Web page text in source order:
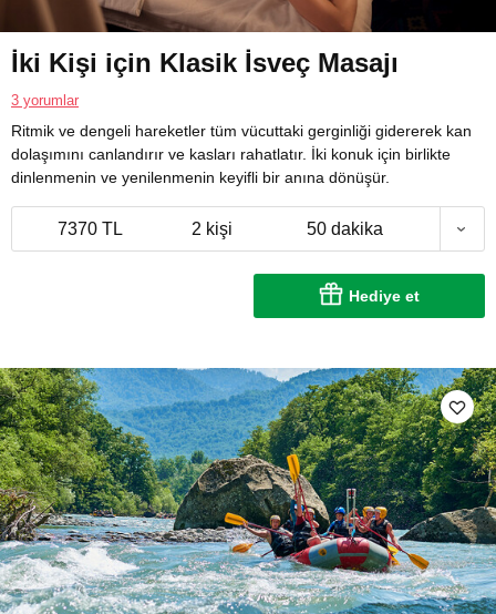
İki Kişi için Klasik İsveç Masajı
3 yorumlar
Ritmik ve dengeli hareketler tüm vücuttaki gerginliği gidererek kan
dolaşımını canlandırır ve kasları rahatlatır. İki konuk için birlikte
dinlenmenin ve yenilenmenin keyifli bir anına dönüşür.
7370 TL 2 kişi 50 dakika
Hediye et